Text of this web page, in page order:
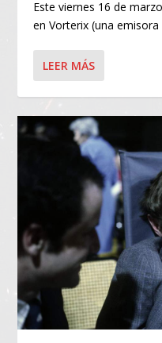
Este viernes 16 de
en Vorterix (una
LEER MÁS